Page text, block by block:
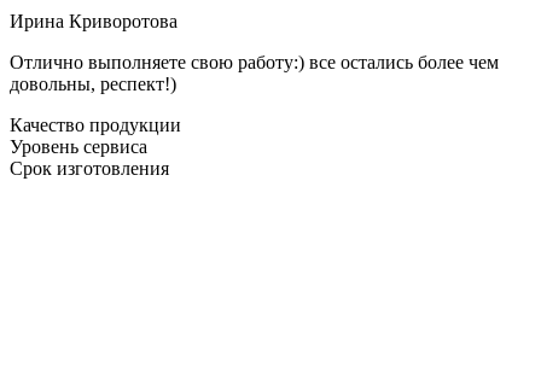
Ирина Криворотова
Отлично выполняете свою работу:) все остались более чем
довольны, респект!)
Качество продукции
Уровень сервиса
Срок изготовления